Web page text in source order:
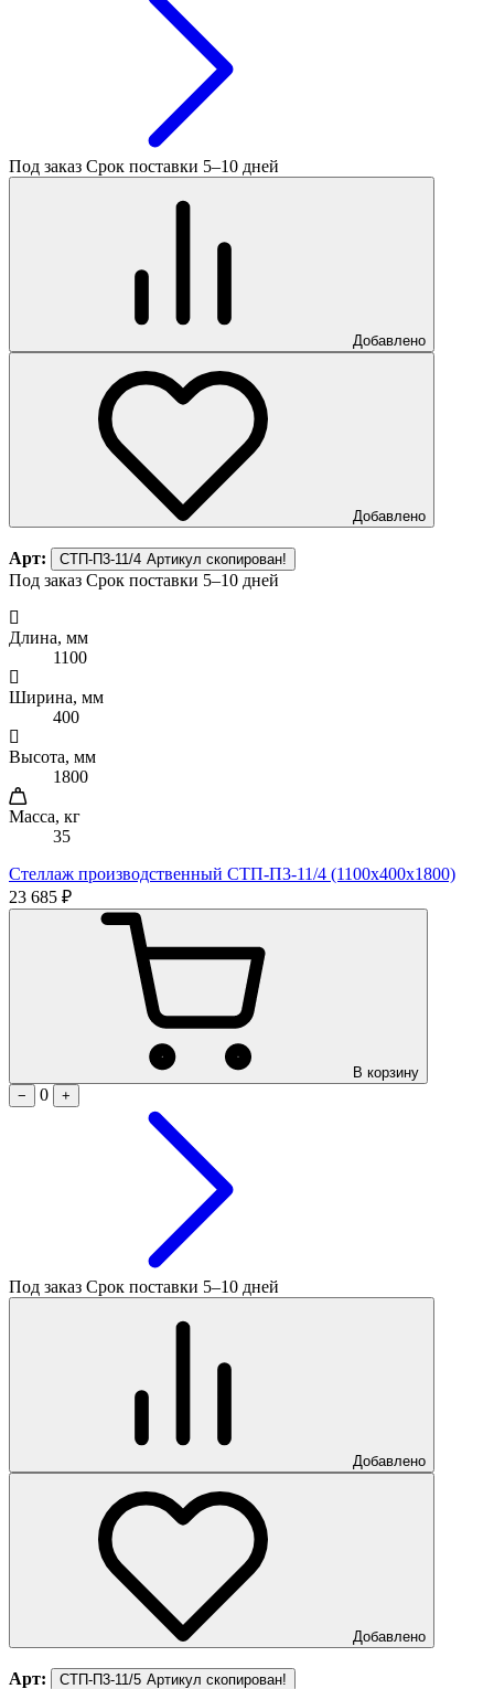
Под заказ Срок поставки 5–10 дней
Добавлено
Добавлено
Арт: СТП-П3-11/4 Артикул скопирован!
Под заказ Срок поставки 5–10 дней
Длина, мм
1100
Ширина, мм
400
Высота, мм
1800
Масса, кг
35
Стеллаж производственный СТП-П3-11/4 (1100х400х1800)
23 685 ₽
В корзину
−
0 +
Под заказ Срок поставки 5–10 дней
Добавлено
Добавлено
Арт: СТП-П3-11/5 Артикул скопирован!